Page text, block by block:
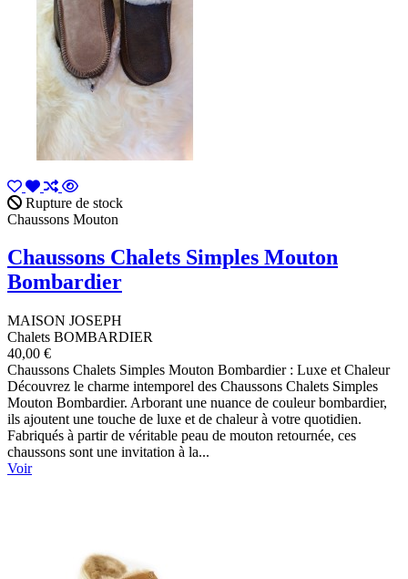
Rupture de stock
Chaussons Mouton
Chaussons Chalets Simples Mouton
Bombardier
MAISON JOSEPH
Chalets BOMBARDIER
40,00 €
Chaussons Chalets Simples Mouton Bombardier : Luxe et Chaleur
Découvrez le charme intemporel des Chaussons Chalets Simples
Mouton Bombardier. Arborant une nuance de couleur bombardier,
ils ajoutent une touche de luxe et de chaleur à votre quotidien.
Fabriqués à partir de véritable peau de mouton retournée, ces
chaussons sont une invitation à la...
Voir